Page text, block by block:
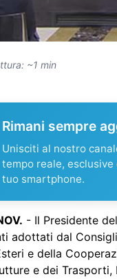
~1 min
Rimani sempre
Unisciti al nostro
tempo reale,
tuo smartphone.
- Il Presidente
adottati dal
e della
e dei